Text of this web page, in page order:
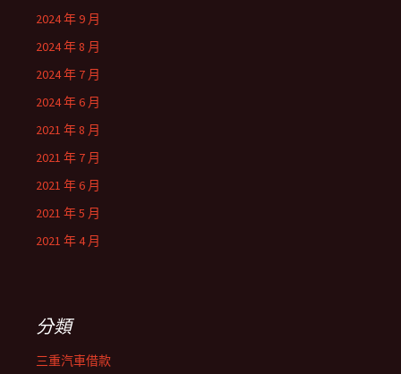
2024 年 9 月
2024 年 8 月
2024 年 7 月
2024 年 6 月
2021 年 8 月
2021 年 7 月
2021 年 6 月
2021 年 5 月
2021 年 4 月
分類
三重汽車借款